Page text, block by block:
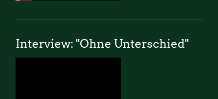
Interview: "Ohne Unterschied"